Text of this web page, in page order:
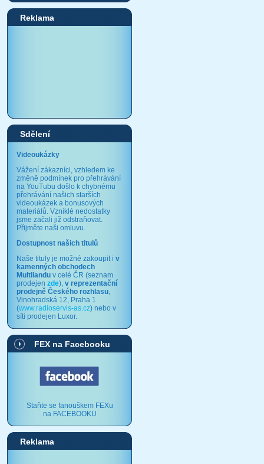
Reklama
Sdělení
Videoukázky
Vážení zákazníci, vzhledem ke
změně podmínek pro přehrávání
na YouTubu došlo k chybnému
přehrávání našich starších
videoukázek a bonusových
materiálů. Vzniklé nedostatky
jsme začali již odstraňovat.
Přijměte naši omluvu.
Dostupnost našich titulů
Naše tituly je možné zakoupit i v
kamenných obchodech
Multilandu v celé ČR (seznam
prodejen zde), v reprezentační
prodejně Českého rozhlasu,
Vinohradská 12, Praha 1
(www.radioservis-as.cz) nebo v
síti prodejen Luxor.
FEX na Facebooku
Staňte se fanouškem FEXu
na FACEBOOKU
Reklama